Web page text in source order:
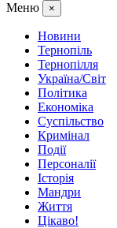
Меню ×
Новини
Тернопіль
Тернопілля
Україна/Світ
Політика
Економіка
Суспільство
Кримінал
Події
Персоналії
Історія
Мандри
Життя
Цікаво!